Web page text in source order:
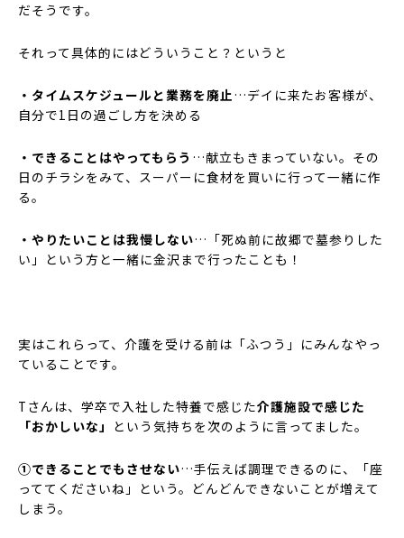
だそうです。
それって具体的にはどういうこと？というと
・タイムスケジュールと業務を廃止…デイに来たお客様が、
自分で1日の過ごし方を決める
・できることはやってもらう …献立もきまっていない。その
日のチラシをみて、スーパーに食材を買いに行って一緒に作
る。
・やりたいことは我慢しない…「死ぬ前に故郷で墓参りした
い」という方と一緒に金沢まで行ったことも！
実はこれらって、介護を受ける前は「ふつう」にみんなやっ
ていることです。
Tさんは、学卒で入社した特養で感じた介護施設で感じた
「おかしいな」 という気持ちを次のように言ってました。
①できることでもさせない…手伝えば調理できるのに、「座
っててくださいね」という。どんどんできないことが増えて
しまう。